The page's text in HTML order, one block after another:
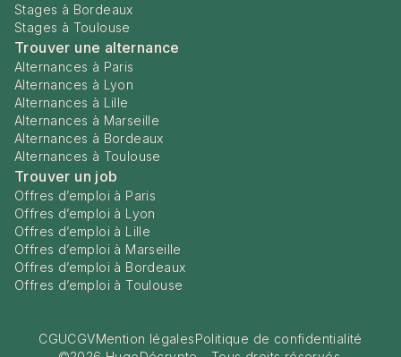
Stages à Bordeaux
Stages à Toulouse
Trouver une alternance
Alternances à Paris
Alternances à Lyon
Alternances à Lille
Alternances à Marseille
Alternances à Bordeaux
Alternances à Toulouse
Trouver un job
Offres d’emploi à Paris
Offres d’emploi à Lyon
Offres d’emploi à Lille
Offres d’emploi à Marseille
Offres d’emploi à Bordeaux
Offres d’emploi à Toulouse
CGUCGVMention légalesPolitique de confidentialité